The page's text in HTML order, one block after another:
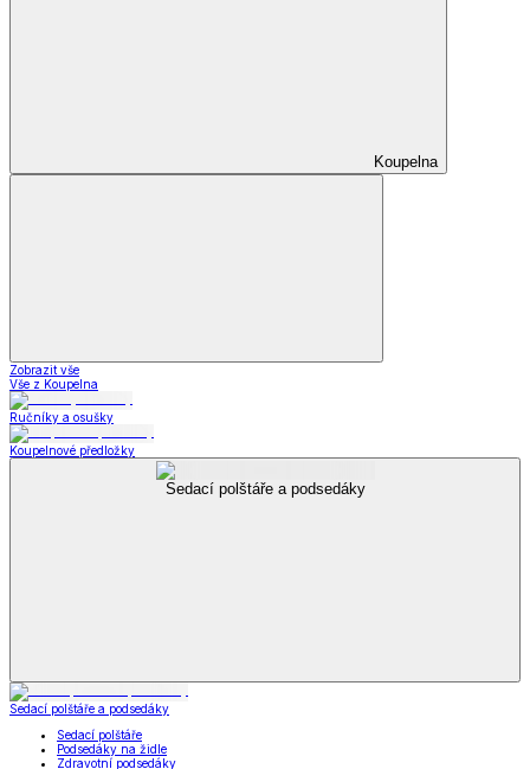
Koupelna
Zobrazit vše
Vše z Koupelna
Ručníky a osušky
Koupelnové předložky
Sedací polštáře a podsedáky
Sedací polštáře a podsedáky
Sedací polštáře
Podsedáky na židle
Zdravotní podsedáky